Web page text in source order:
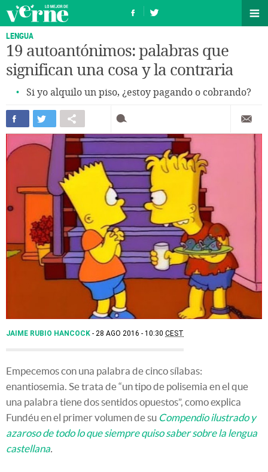
LENGUA
19 autoantónimos: palabras que
significan una cosa y la contraria
Si yo alquilo un piso, ¿estoy pagando o cobrando?
JAIME RUBIO HANCOCK 28 AGO 2016 - 10:30 CEST
Empecemos con una palabra de cinco sílabas:
enantiosemia. Se trata de “un tipo de polisemia en el que
una palabra tiene dos sentidos opuestos”, como explica
Fundéu en el primer volumen de su Compendio ilustrado y
azaroso de todo lo que siempre quiso saber sobre la lengua
castellana.